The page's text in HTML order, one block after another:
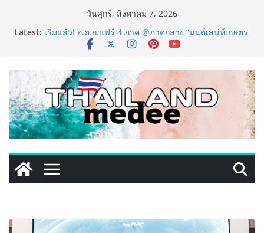
วันศุกร์, สิงหาคม 7, 2026
Latest: เริ่มแล้ว! อ.ต.ก.แฟร์ 4 ภาค @ภาคกลาง “มนต์เสน่ห์เกษตร
ไทย สู่ใจกลางมหานคร” ชวนชิม ช้อป สินค้าเกษตร
ททท. ประกาศความสำเร็จ Village to the World Season
5 ผนึก 9 พันธมิตร ขับเคลื่อน ESG Tourism สืบสานพระ
ราชปณิธาน สร้างคุณค่าการท่องเที่ยวไทยอย่างยั่งยืน
เหิงลี่ แมนูแฟคเจอริ่ง เทคโนโลยี (ไทยแลนด์) เปิดโรงงาน
แห่งใหม่ในชลบุรี เดินหน้าขยายฐานการผลิตสู่เอเชียตะวัน
ออกเฉียงใต้ เสริมแกร่งยุทธศาสตร์ระดับโลก
TECNO ประกาศทรานส์ฟอร์มจากเกมมิ่งโฟน สู่ไลฟ์สไตล์
แฟชั่นไอเท็ม เสิร์ฟใหญ่ปักหมุดแลนมาร์คใหม่กลางสถานี
MRT วาง POVA 8 Series จุดเริ่มต้นครั้งสำคัญ
PIPPER STANDARD® เปิดตัวแชมพูอาบน้ำ และ โฟมอาบ
แห้งสัตว์เลี้ยง ชูนวัตกรรมพลังธรรมชาติ “Zero-Residue”